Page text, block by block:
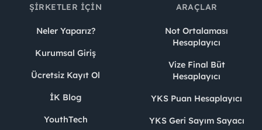
ŞIRKETLER İÇIN
Neler Yaparız?
Kurumsal Giriş
Ücretsiz Kayıt Ol
İK Blog
YouthTech
ARAÇLAR
Not Ortalaması
Hesaplayıcı
Vize Final Büt
Hesaplayıcı
YKS Puan Hesaplayıcı
YKS Geri Sayım Sayacı